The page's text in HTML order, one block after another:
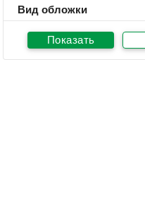
Вид обложки